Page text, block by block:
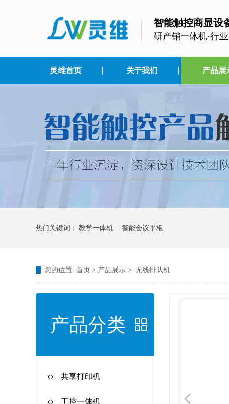
智能触控商显设
研产销一体机·行
灵维首页 关于我们 产品展
热门关键词： 教学一体机 智能会议平板
您的位置: 首页 > 产品展示 > 无线排队机
产品分类
共享打印机
工控一体机